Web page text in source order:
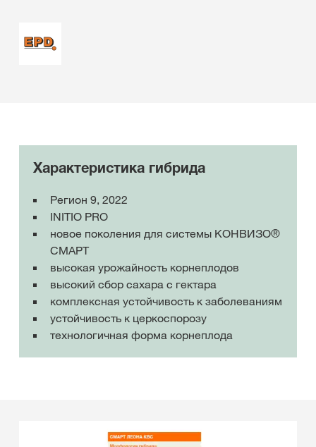
Характеристика гибрида
Регион 9, 2022
INITIO PRO
новое поколения для системы КОНВИЗО®
СМАРТ
высокая урожайность корнеплодов
высокий сбор сахара с гектара
комплексная устойчивость к заболеваниям
устойчивость к церкоспорозу
технологичная форма корнеплода